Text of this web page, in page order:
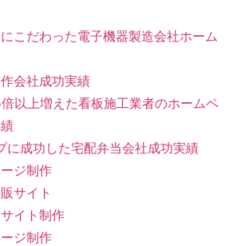
こだわった電子機器製造会社ホーム
会社成功実績
以上増えた看板施工業者のホームペ
に成功した宅配弁当会社成功実績
ジ制作
サイト
イト制作
ジ制作